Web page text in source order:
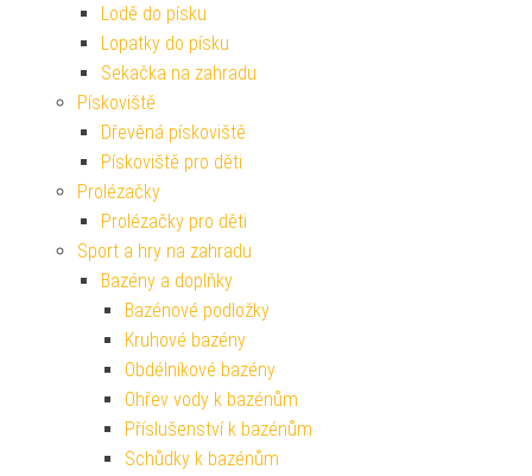
Lodě do písku
Lopatky do písku
Sekačka na zahradu
Pískoviště
Dřevěná pískoviště
Pískoviště pro děti
Prolézačky
Prolézačky pro děti
Sport a hry na zahradu
Bazény a doplňky
Bazénové podložky
Kruhové bazény
Obdélníkové bazény
Ohřev vody k bazénům
Příslušenství k bazénům
Schůdky k bazénům